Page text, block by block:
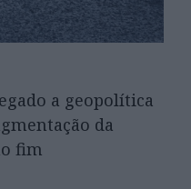
a geopolítica
da
fim